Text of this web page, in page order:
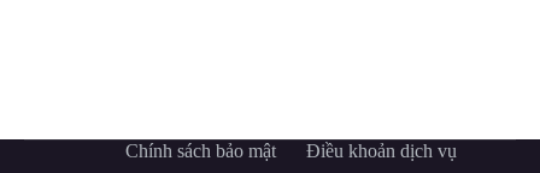
Chính sách bảo mật Điều khoản dịch vụ